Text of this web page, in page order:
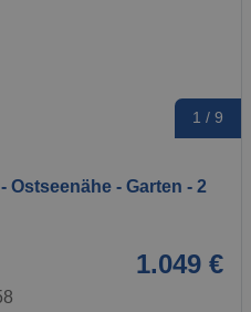
1 / 9
Ostseenähe - Garten - 2
1.049 €